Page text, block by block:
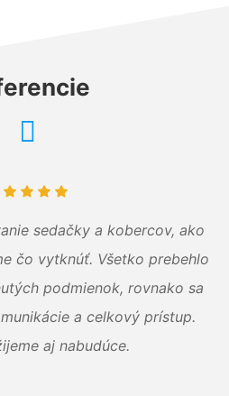
sedačky a kobercov, ako
čo vytknúť. Všetko prebehlo
podmienok, rovnako sa
a celkový prístup.
aj nabudúce.